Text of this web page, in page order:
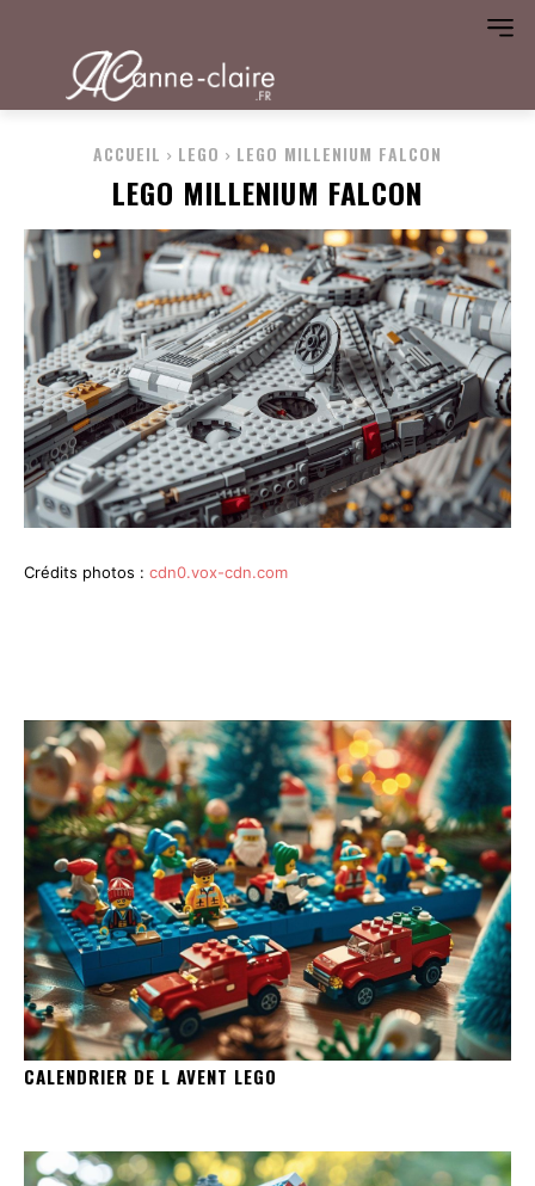
ACCUEIL LEGO LEGO MILLENIUM FALCON
LEGO MILLENIUM FALCON
Crédits photos : cdn0.vox-cdn.com
CALENDRIER DE L AVENT LEGO